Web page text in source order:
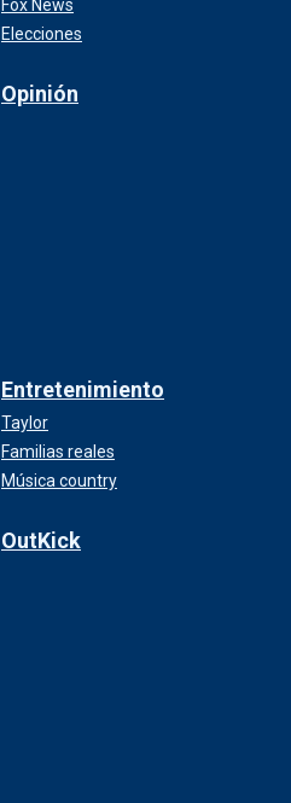
Fox News
Elecciones
Opinión
Entretenimiento
Taylor
Familias reales
Música country
OutKick